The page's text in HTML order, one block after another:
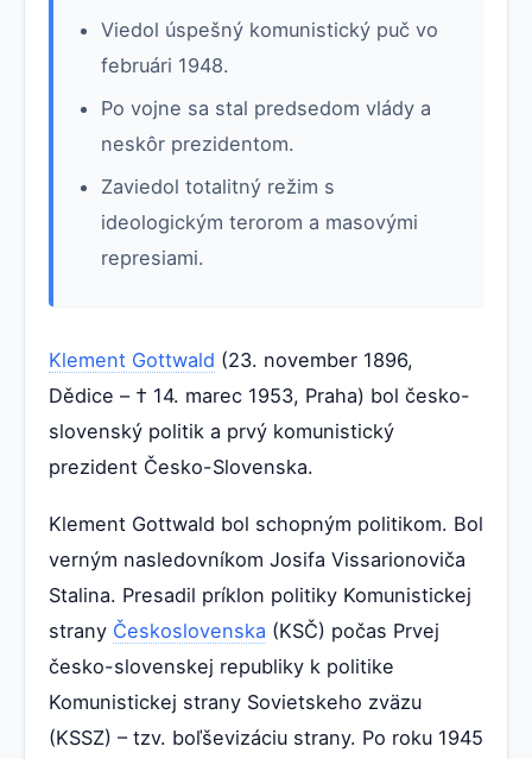
Viedol úspešný komunistický puč vo
februári 1948.
Po vojne sa stal predsedom vlády a
neskôr prezidentom.
Zaviedol totalitný režim s
ideologickým terorom a masovými
represiami.
Klement Gottwald (23. november 1896,
Dědice – † 14. marec 1953, Praha) bol česko-
slovenský politik a prvý komunistický
prezident Česko-Slovenska.
Klement Gottwald bol schopným politikom. Bol
verným nasledovníkom Josifa Vissarionoviča
Stalina. Presadil príklon politiky Komunistickej
strany Československa (KSČ) počas Prvej
česko-slovenskej republiky k politike
Komunistickej strany Sovietskeho zväzu
(KSSZ) – tzv. boľševizáciu strany. Po roku 1945